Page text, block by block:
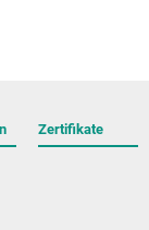
Zertifikate